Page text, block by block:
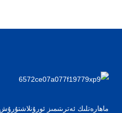
ماھارەتلىك ئەترىتىمىز